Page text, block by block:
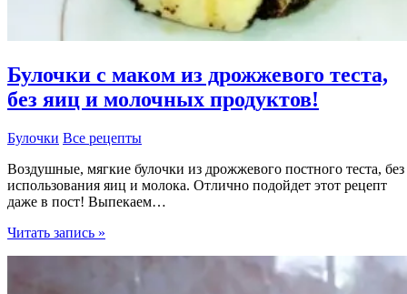
Булочки с маком из дрожжевого теста,
без яиц и молочных продуктов!
Булочки Все рецепты
Воздушные, мягкие булочки из дрожжевого постного теста, без
использования яиц и молока. Отлично подойдет этот рецепт
даже в пост! Выпекаем…
Булочки
Читать запись »